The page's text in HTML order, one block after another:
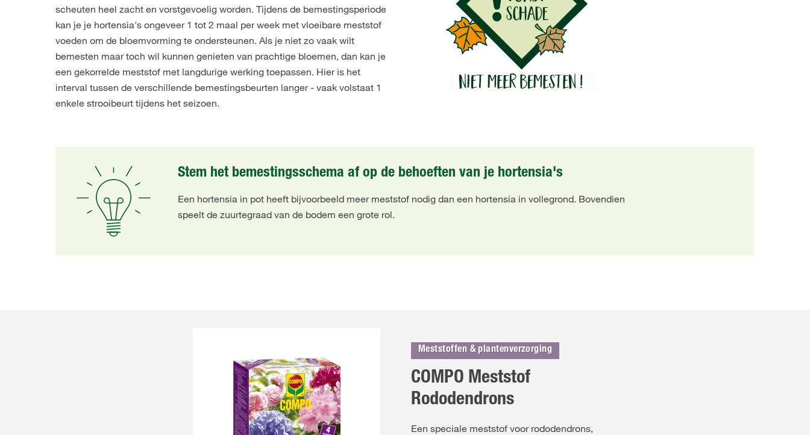
scheuten heel zacht en vorstgevoelig worden. Tijdens de bemestingsperiode
kan je je hortensia's ongeveer 1 tot 2 maal per week met vloeibare meststof
voeden om de bloemvorming te ondersteunen. Als je niet zo vaak wilt
bemesten maar toch wil kunnen genieten van prachtige bloemen, dan kan je
een gekorrelde meststof met langdurige werking toepassen. Hier is het
interval tussen de verschillende bemestingsbeurten langer - vaak volstaat 1
enkele strooibeurt tijdens het seizoen.
Stem het bemestingsschema af op de behoeften van je hortensia's
Een hortensia in pot heeft bijvoorbeeld meer meststof nodig dan een hortensia in vollegrond. Bovendien
speelt de zuurtegraad van de bodem een grote rol.
Meststoffen & plantenverzorging
COMPO Meststof
Rododendrons
Een speciale meststof voor rododendrons,